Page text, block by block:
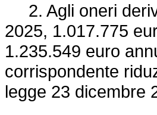
2. Agli oneri
2025, 1.017.775
1.235.549 euro
corrispondente
legge 23 dicembre